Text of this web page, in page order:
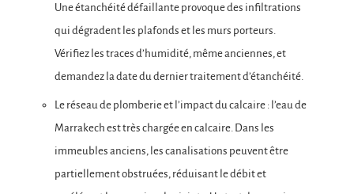
Une étanchéité défaillante provoque des infiltrations
qui dégradent les plafonds et les murs porteurs.
Vérifiez les traces d’humidité, même anciennes, et
demandez la date du dernier traitement d’étanchéité.
Le réseau de plomberie et l’impact du calcaire : l’eau de
Marrakech est très chargée en calcaire. Dans les
immeubles anciens, les canalisations peuvent être
partiellement obstruées, réduisant le débit et